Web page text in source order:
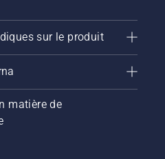
sur le produit
matière de